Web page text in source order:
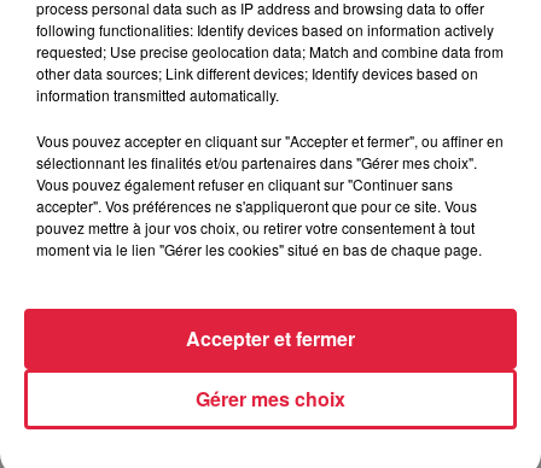
À Hoerdt, de l’eau brune sort des robinets
Depuis plusieurs jours, des habitants de Hoerdt ont vu de
l’eau brune s’écouler de leurs robinets. Face aux
process personal data such as IP address and browsing data to offer
following functionalities: Identify devices based on information actively
requested; Use precise geolocation data; Match and combine data from
other data sources; Link different devices; Identify devices based on
information transmitted automatically.
Vous pouvez accepter en cliquant sur "Accepter et fermer", ou affiner en
sélectionnant les finalités et/ou partenaires dans "Gérer mes choix".
Vous pouvez également refuser en cliquant sur "Continuer sans
accepter". Vos préférences ne s'appliqueront que pour ce site. Vous
pouvez mettre à jour vos choix, ou retirer votre consentement à tout
moment via le lien "Gérer les cookies" situé en bas de chaque page.
Gérer mes choix
Accepter et fermer